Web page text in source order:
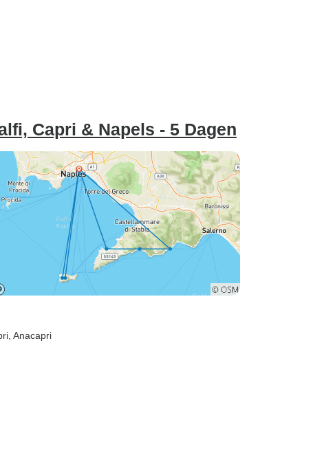
Capri & Napels - 5 Dagen
, Anacapri